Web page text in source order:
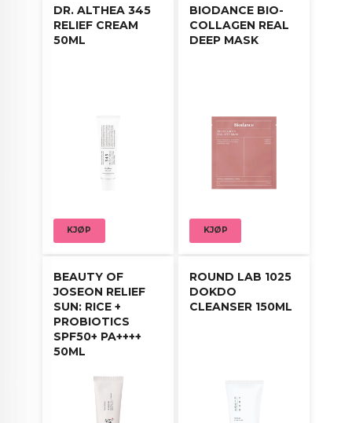
Bruksanvisning:
Som Maske: Bland pulveret (en spiseskje) med
vann eller Rice 70+ Toner (for mild eksfoliering og
fuktighet) til en elastisk konsistens. Påfør jevnt
for en strålende, glødende og jevnere hud.
DR. ALTHEA 345
RELIEF CREAM
50ML
KJØP
BIODANCE BIO-
COLLAGEN REAL
DEEP MASK
KJØP
BEAUTY OF
JOSEON RELIEF
SUN: RICE +
PROBIOTICS
SPF50+ PA++++
50ML
ROUND LAB 1025
DOKDO
CLEANSER 150ML